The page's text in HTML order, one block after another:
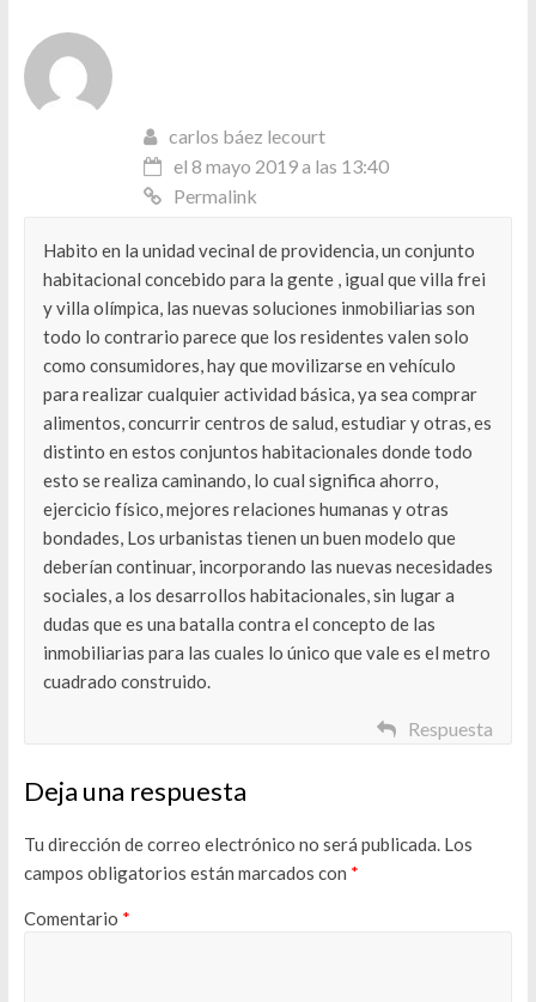
carlos báez lecourt
el 8 mayo 2019 a las 13:40
Permalink
Habito en la unidad vecinal de providencia, un conjunto
habitacional concebido para la gente , igual que villa frei
y villa olímpica, las nuevas soluciones inmobiliarias son
todo lo contrario parece que los residentes valen solo
como consumidores, hay que movilizarse en vehículo
para realizar cualquier actividad básica, ya sea comprar
alimentos, concurrir centros de salud, estudiar y otras, es
distinto en estos conjuntos habitacionales donde todo
esto se realiza caminando, lo cual significa ahorro,
ejercicio físico, mejores relaciones humanas y otras
bondades, Los urbanistas tienen un buen modelo que
deberían continuar, incorporando las nuevas necesidades
sociales, a los desarrollos habitacionales, sin lugar a
dudas que es una batalla contra el concepto de las
inmobiliarias para las cuales lo único que vale es el metro
cuadrado construido.
Respuesta
Deja una respuesta
Tu dirección de correo electrónico no será publicada. Los
campos obligatorios están marcados con *
Comentario *